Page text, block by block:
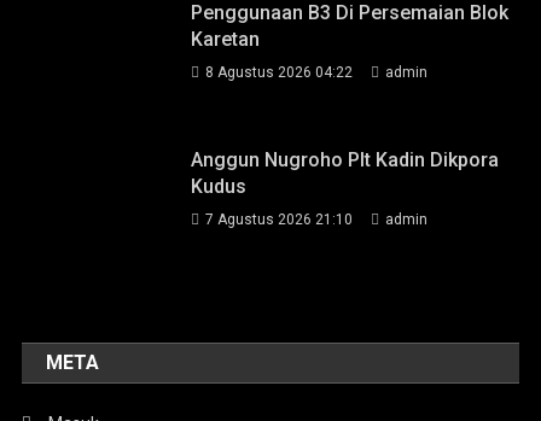
Penggunaan B3 Di Persemaian Blok
Karetan
8 Agustus 2026 04:22 admin
Anggun Nugroho Plt Kadin Dikpora
Kudus
7 Agustus 2026 21:10 admin
META